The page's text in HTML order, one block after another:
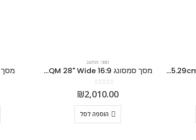
Dell UltraSharp 38 Curved Monitor – U3818DW- 95.29cm(37.5") Black ISR, 3Y
מסכי מחשב
מסך סמסונג U28H750UQM 28" Wide 16:9
0
out of 5
₪2,010.00
הוספה לסל
מסך Dell 27" P2720D